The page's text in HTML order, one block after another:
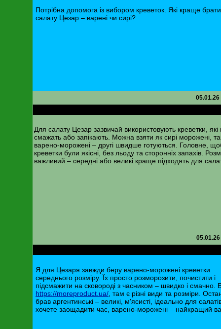
Потрібна допомога із вибором креветок. Які краще
салату Цезар – варені чи сирі?
Для салату Цезар зазвичай використовують креветки, які
смажать або запікають. Можна взяти як сирі морожені,
варено-морожені – другі швидше готуються. Головне,
креветки були якісні, без льоду та сторонніх запахів.
важливий – середні або великі краще підходять для
Я для Цезаря завжди беру варено-морожені креветки
середнього розміру. Їх просто розморозити, почистити і
підсмажити на сковороді з часником – швидко і смачно.
https://moreproduct.ua/, там є різні види та розміри.
брав аргентинські – великі, м'ясисті, ідеально для
хочете заощадити час, варено-морожені – найкращий